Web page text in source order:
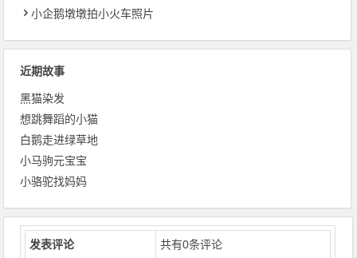
小企鹅墩墩拍小火车照片
近期故事
黑猫染发
想跳舞蹈的小猫
白鹅走进绿草地
小马驹元宝宝
小骆驼找妈妈
发表评论 共有0条评论